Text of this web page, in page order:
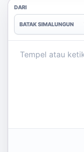
DARI
BATAK SIMALUNGUN